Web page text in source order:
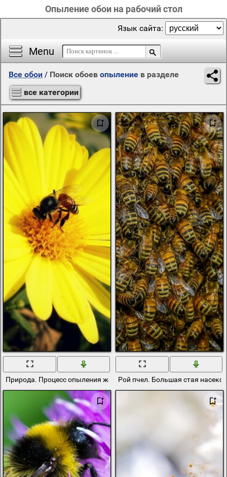
Опыление обои на рабочий стол
Menu
Язык сайта:
Все обои / Поиск обоев опыление в разделе
все категории
Природа. Процесс опыления желтого цветкаРой пчел. Большая стая